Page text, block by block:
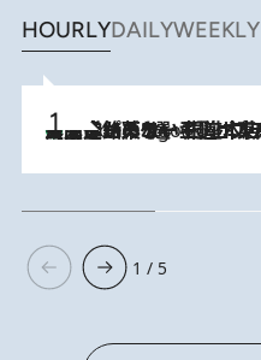
HOURLYDAILYWEEKLY
4 Hours Ago
【間違いのない王道・東京土産】資生堂パーラー 銀座本店でのみ出会える銘菓5選《極上プディング・濃厚チーズケーキ・ボンボンショコラほか》
1 / 5